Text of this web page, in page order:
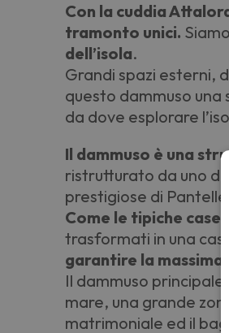
Con la cuddia
tramonto unici.
dell’isola.
Grandi spazi esterni,
questo dammuso
da dove esplorare
Il dammuso è una
ristrutturato da uno
prestigiose di
Come le tipiche
trasformati in una
garantire la
Il dammuso
mare, una grande
matrimoniale ed il